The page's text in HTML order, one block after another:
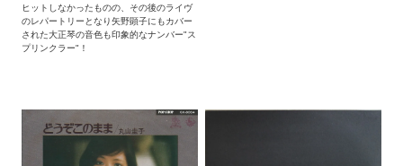
ヒットしなかったものの、その後のライヴ
のレパートリーとなり矢野顕子にもカバー
された大正琴の音色も印象的なナンバー"ス
プリンクラー"！